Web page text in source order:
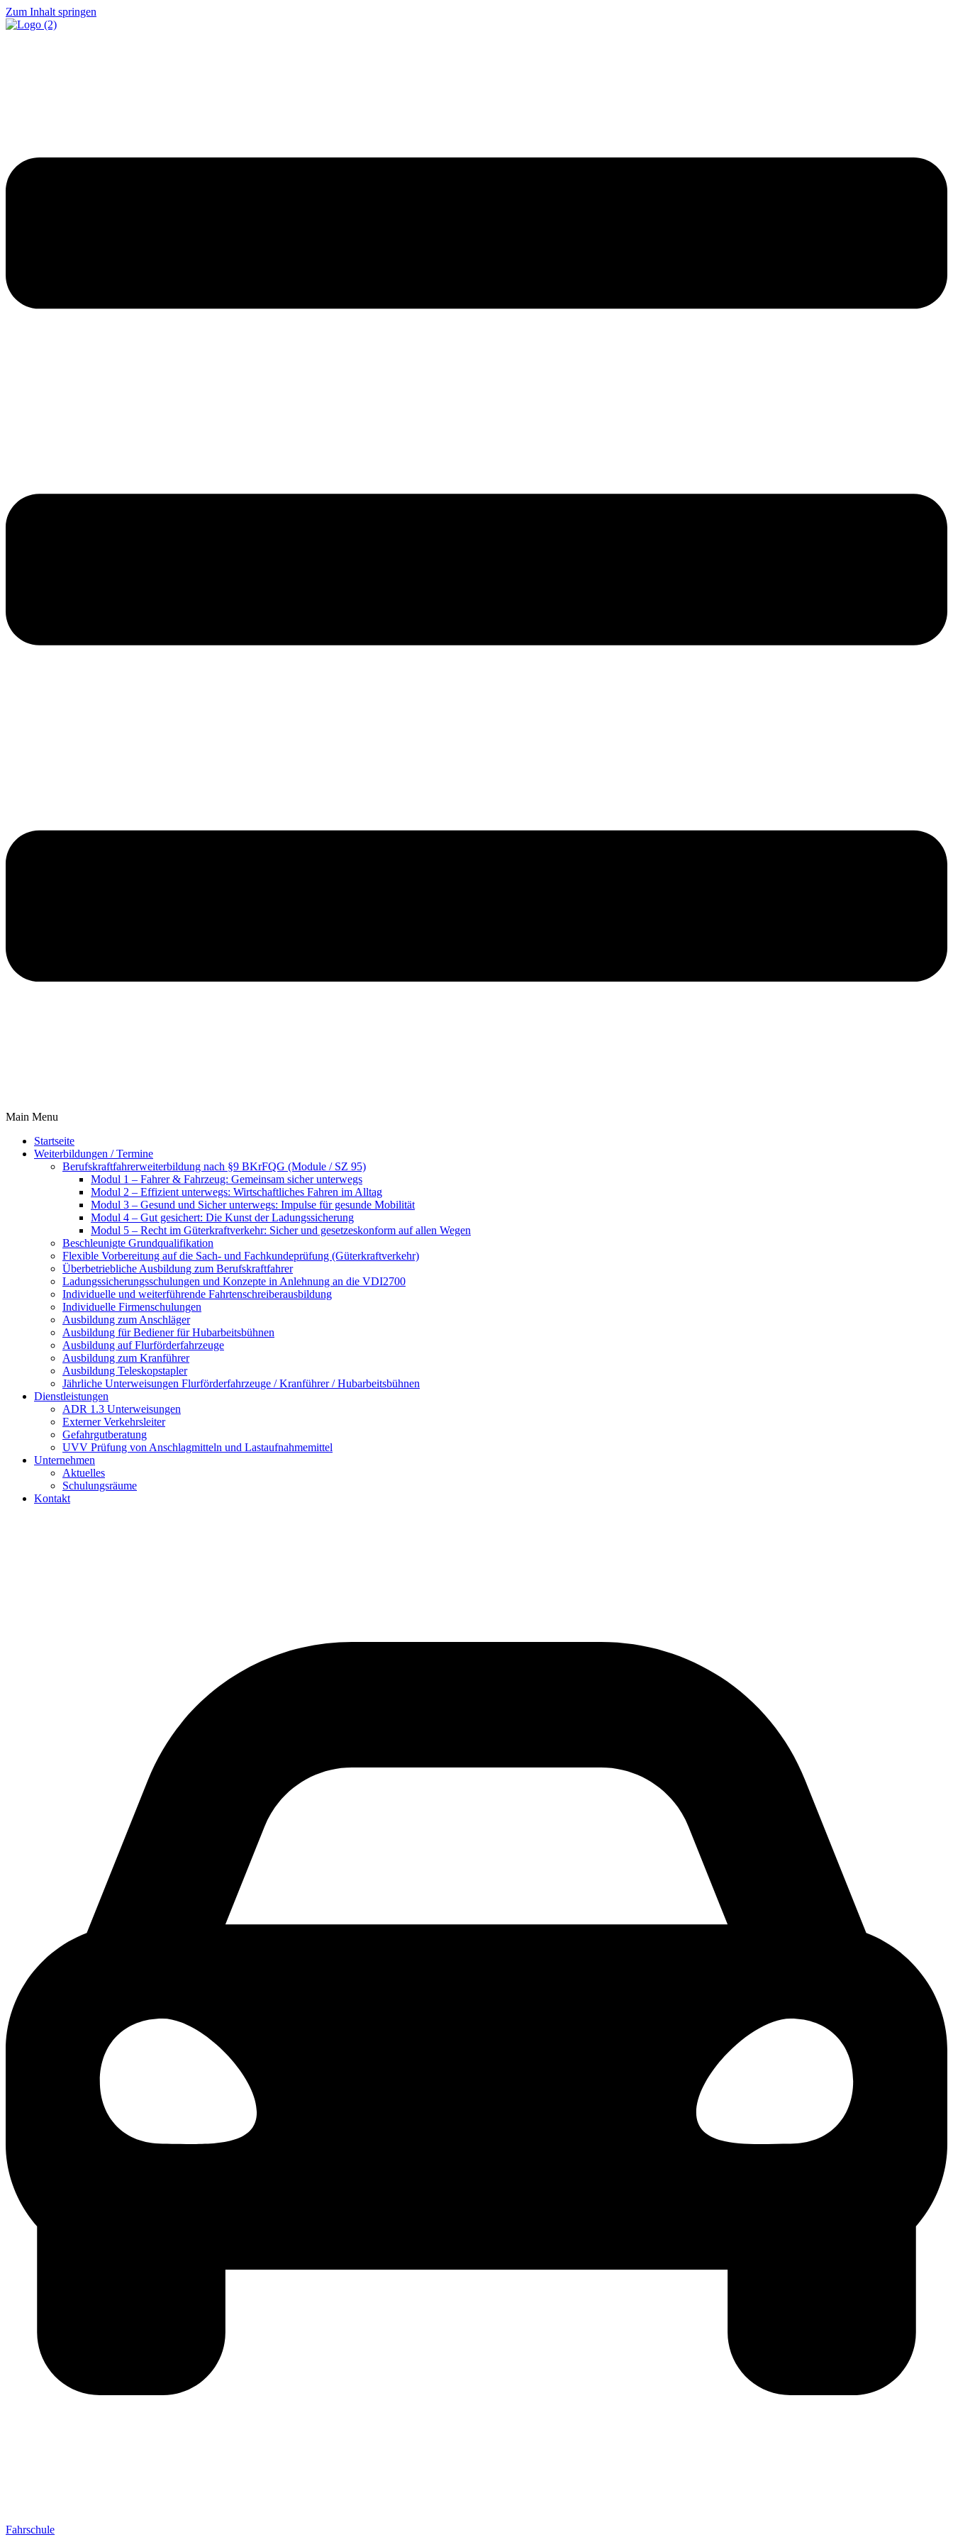
Zum Inhalt springen
Main Menu
Startseite
Weiterbildungen / Termine
Berufskraftfahrer­weiterbildung nach §9 BKrFQG (Module / SZ 95)
Modul 1 – Fahrer & Fahrzeug: Gemeinsam sicher unterwegs
Modul 2 – Effizient unterwegs: Wirtschaftliches Fahren im Alltag
Modul 3 – Gesund und Sicher unterwegs: Impulse für gesunde Mobilität
Modul 4 – Gut gesichert: Die Kunst der Ladungssicherung
Modul 5 – Recht im Güterkraftverkehr: Sicher und gesetzeskonform auf allen Wegen
Beschleunigte Grundqualifikation
Flexible Vorbereitung auf die Sach- und Fachkundeprüfung (Güterkraftverkehr)
Überbetriebliche Ausbildung zum Berufskraftfahrer
Ladungssicherungsschulungen und Konzepte in Anlehnung an die VDI2700
Individuelle und weiterführende Fahrtenschreiberausbildung
Individuelle Firmenschulungen
Ausbildung zum Anschläger
Ausbildung für Bediener für Hubarbeitsbühnen
Ausbildung auf Flurförderfahrzeuge
Ausbildung zum Kranführer
Ausbildung Teleskopstapler
Jährliche Unterweisungen Flurförderfahrzeuge / Kranführer / Hubarbeitsbühnen
Dienstleistungen
ADR 1.3 Unterweisungen
Externer Verkehrsleiter
Gefahrgutberatung
UVV Prüfung von Anschlagmitteln und Lastaufnahmemittel
Unternehmen
Aktuelles
Schulungsräume
Kontakt
Fahrschule